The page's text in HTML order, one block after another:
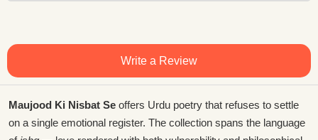
Write a Review
Maujood Ki Nisbat Se offers Urdu poetry that refuses to settle
on a single emotional register. The collection spans the language